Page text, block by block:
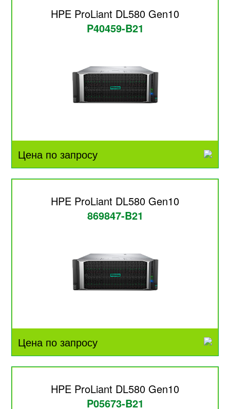
HPE ProLiant DL580 Gen10
P40459-B21
Цена по запросу
HPE ProLiant DL580 Gen10
869847-B21
Цена по запросу
HPE ProLiant DL580 Gen10
P05673-B21